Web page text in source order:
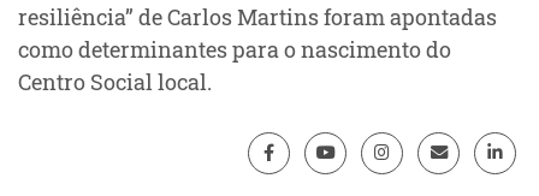
resiliência” de Carlos Martins foram apontadas
como determinantes para o nascimento do
Centro Social local.